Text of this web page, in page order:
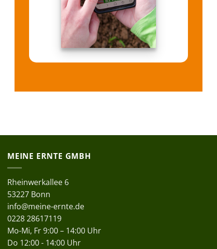
MEINE ERNTE GMBH
Rheinwerkallee 6
53227 Bonn
info@meine-ernte.de
0228 28617119
Mo-Mi, Fr 9:00 – 14:00 Uhr
Do 12:00 - 14:00 Uhr